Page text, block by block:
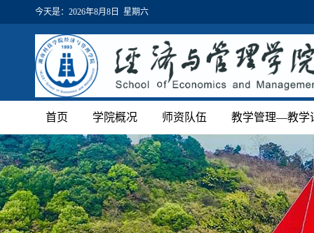
今天是： 2026年8月8日 星期六
首页 学院概况 师资队伍 教学管理—教学